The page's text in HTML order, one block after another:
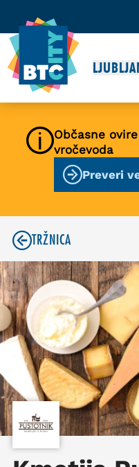
Občasne
vročevoda
Preveri
TRŽNICA